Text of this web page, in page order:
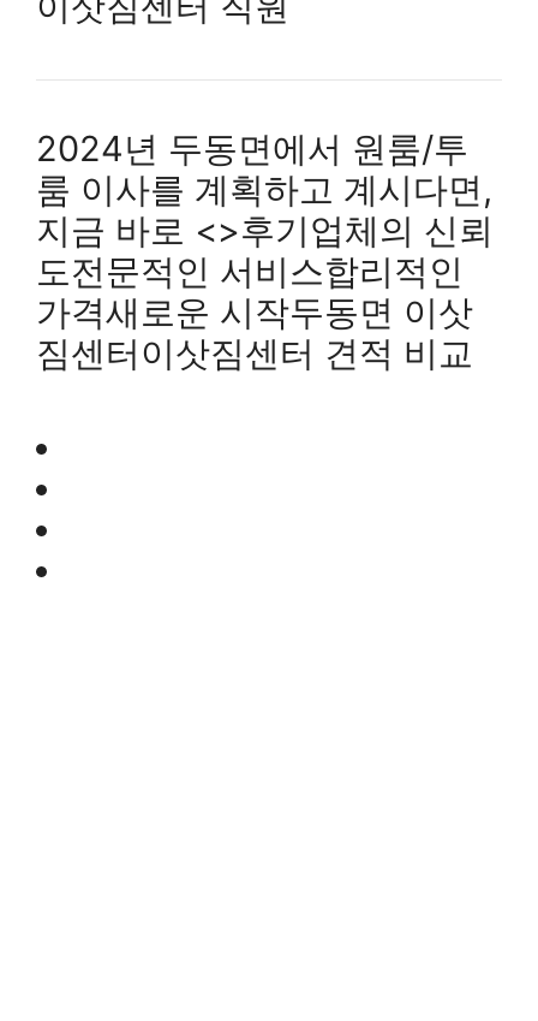
2024년 두동면에서 원룸/투
룸 이사를 계획하고 계시다면,
지금 바로 <>후기업체의 신뢰
도전문적인 서비스합리적인
가격새로운 시작두동면 이삿
짐센터이삿짐센터 견적 비교